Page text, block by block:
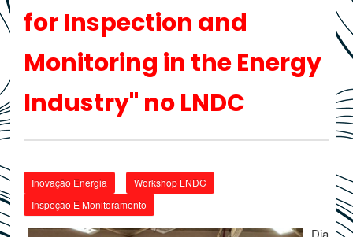
for Inspection and
Monitoring in the Energy
Industry" no LNDC
Inovação Energia
Workshop LNDC
Inspeção E Monitoramento
Dia